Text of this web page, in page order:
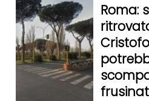
Roma: